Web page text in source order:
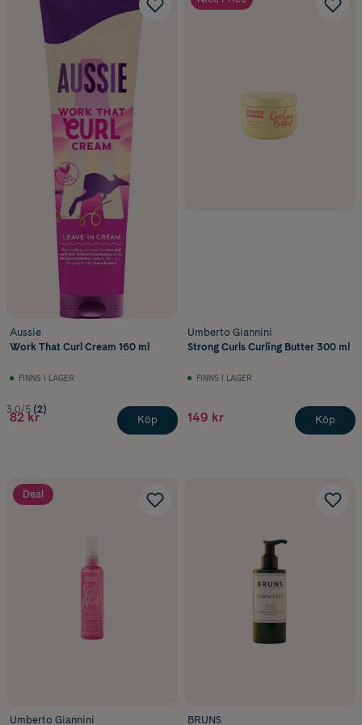
Aussie
Work That Curl Cream 160 ml
FINNS I LAGER
3.0/5 (2)
82 kr Köp
Umberto Giannini
Strong Curls Curling Butter 300 ml
FINNS I LAGER
149 kr Köp
Deal
Umberto Giannini BRUNS